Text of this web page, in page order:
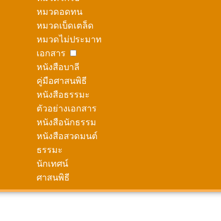
หมวดอดทน
หมวดเบ็ดเตล็ด
หมวดไม่ประมาท
เอกสาร
หนังสือบาลี
คู่มือศาสนพิธี
หนังสือธรรมะ
ตัวอย่างเอกสาร
หนังสือนักธรรม
หนังสือสวดมนต์
ธรรมะ
นักเทศน์
ศาสนพิธี